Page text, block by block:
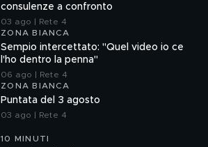
consulenze a confronto
03 ago | Rete 4
ZONA BIANCA
Sempio intercettato: "Quel video io ce
l'ho dentro la penna"
06 ago | Rete 4
ZONA BIANCA
Puntata del 3 agosto
03 ago | Rete 4
10 MINUTI